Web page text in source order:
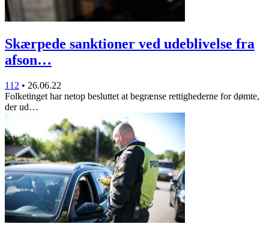
Skærpede sanktioner ved udeblivelse fra
afson…
112 • 26.06.22
Folketinget har netop besluttet at begrænse rettighederne for dømte,
der ud…